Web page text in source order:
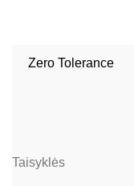
Zero Tolerance
Taisyklės